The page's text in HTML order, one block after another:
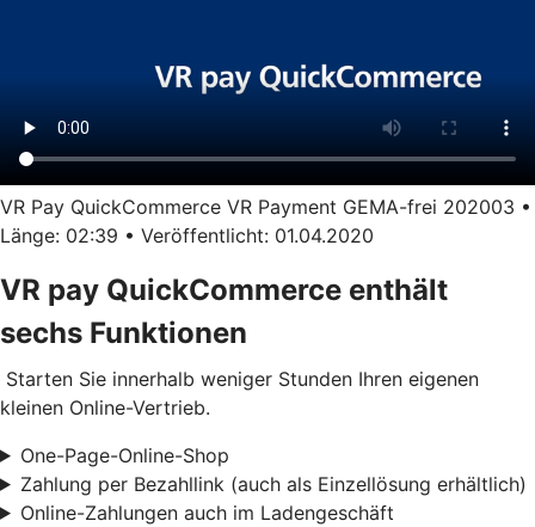
VR Pay QuickCommerce VR Payment GEMA-frei 202003 •
Länge: 02:39 • Veröffentlicht: 01.04.2020
VR pay QuickCommerce enthält
sechs Funktionen
Starten Sie innerhalb weniger Stunden Ihren eigenen
kleinen Online-Vertrieb.
One-Page-Online-Shop
Zahlung per Bezahllink (auch als Einzellösung erhältlich)
Online-Zahlungen auch im Ladengeschäft